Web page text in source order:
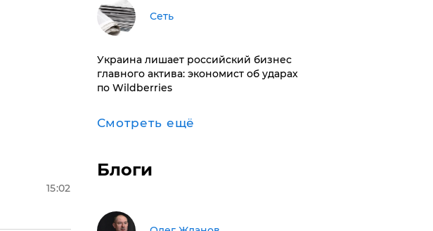
15:02
Сеть
​Украина лишает российский бизнес
главного актива: экономист об ударах
по Wildberries
Смотреть ещё
Блоги